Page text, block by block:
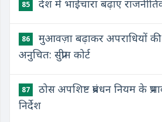
85 देश में भाईचारा बढ़ाएं राजनीतिक
86
मुआवज़ा बढ़ाकर अपराधियों
अनुचित: सुप्रीम कोर्ट
87
ठोस अपशिष्ट प्रबंधन नियम के
निर्देश